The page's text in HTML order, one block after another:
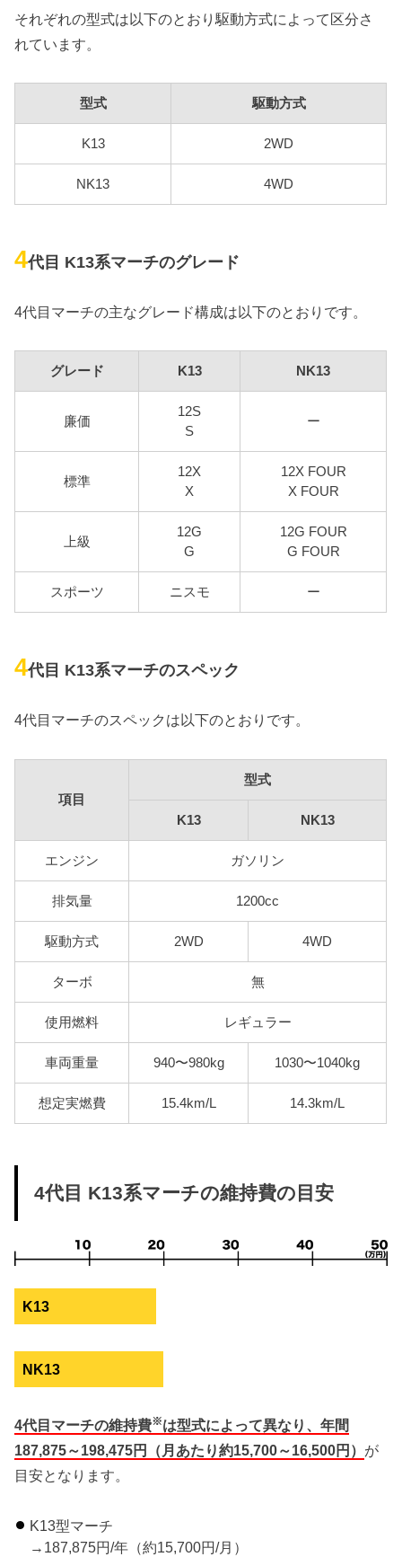
それぞれの型式は以下のとおり駆動方式によって区分さ
れています。
型式 駆動方式
K13 2WD
NK13 4WD
4代目 K13系マーチのグレード
4代目マーチの主なグレード構成は以下のとおりです。
グレード K13 NK13
廉価
12S
S
ー
標準
12X
X
12X FOUR
X FOUR
上級
12G
G
12G FOUR
G FOUR
スポーツ ニスモ ー
4代目 K13系マーチのスペック
4代目マーチのスペックは以下のとおりです。
項目
型式
K13 NK13
エンジン ガソリン
排気量 1200cc
駆動方式 2WD 4WD
ターボ 無
使用燃料 レギュラー
車両重量 940〜980kg 1030〜1040kg
想定実燃費 15.4km/L 14.3km/L
4代目 K13系マーチの維持費の目安
K13
NK13
4代目マーチの維持費※は型式によって異なり、年間
187,875～198,475円（月あたり約15,700～16,500円） が
目安となります。
K13型マーチ
→187,875円/年（約15,700円/月）